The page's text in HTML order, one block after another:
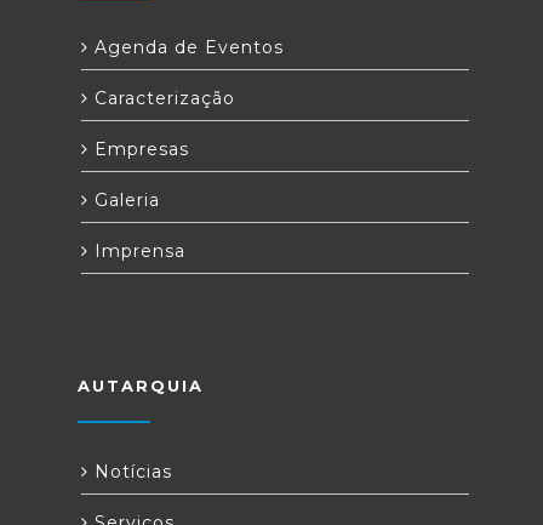
Agenda de Eventos
Caracterização
Empresas
Galeria
Imprensa
AUTARQUIA
Notícias